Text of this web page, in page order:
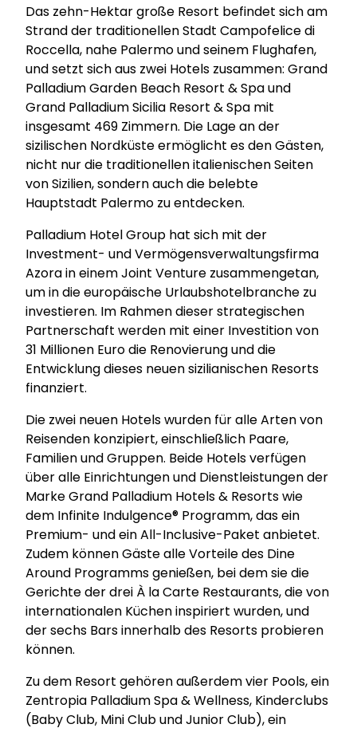
Das zehn-Hektar große Resort befindet sich am
Strand der traditionellen Stadt Campofelice di
Roccella, nahe Palermo und seinem Flughafen,
und setzt sich aus zwei Hotels zusammen: Grand
Palladium Garden Beach Resort & Spa und
Grand Palladium Sicilia Resort & Spa mit
insgesamt 469 Zimmern. Die Lage an der
sizilischen Nordküste ermöglicht es den Gästen,
nicht nur die traditionellen italienischen Seiten
von Sizilien, sondern auch die belebte
Hauptstadt Palermo zu entdecken.
Palladium Hotel Group hat sich mit der
Investment- und Vermögensverwaltungsfirma
Azora in einem Joint Venture zusammengetan,
um in die europäische Urlaubshotelbranche zu
investieren. Im Rahmen dieser strategischen
Partnerschaft werden mit einer Investition von
31 Millionen Euro die Renovierung und die
Entwicklung dieses neuen sizilianischen Resorts
finanziert.
Die zwei neuen Hotels wurden für alle Arten von
Reisenden konzipiert, einschließlich Paare,
Familien und Gruppen. Beide Hotels verfügen
über alle Einrichtungen und Dienstleistungen der
Marke Grand Palladium Hotels & Resorts wie
dem Infinite Indulgence® Programm, das ein
Premium- und ein All-Inclusive-Paket anbietet.
Zudem können Gäste alle Vorteile des Dine
Around Programms genießen, bei dem sie die
Gerichte der drei À la Carte Restaurants, die von
internationalen Küchen inspiriert wurden, und
der sechs Bars innerhalb des Resorts probieren
können.
Zu dem Resort gehören außerdem vier Pools, ein
Zentropia Palladium Spa & Wellness, Kinderclubs
(Baby Club, Mini Club und Junior Club), ein